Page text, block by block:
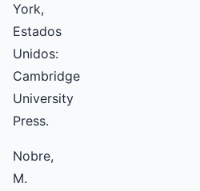
York,
Estados
Unidos:
Cambridge
University
Press.
Nobre,
M.